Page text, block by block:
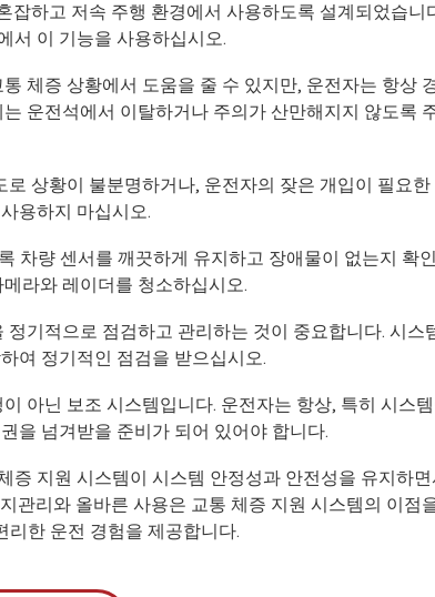
하고 저속 주행 환경에서 사용하도록 설계되었습니
서 이 기능을 사용하십시오.
체증 상황에서 도움을 줄 수 있지만, 운전자는 항상
운전석에서 이탈하거나 주의가 산만해지지 않도록
상황이 불분명하거나, 운전자의 잦은 개입이 필요한
용하지 마십시오.
차량 센서를 깨끗하게 유지하고 장애물이 없는지 확
라와 레이더를 청소하십시오.
기적으로 점검하고 관리하는 것이 중요합니다. 시스
여 정기적인 점검을 받으십시오.
아닌 보조 시스템입니다. 운전자는 항상, 특히 시스
을 넘겨받을 준비가 되어 있어야 합니다.
증 지원 시스템이 시스템 안정성과 안전성을 유지하면
관리와 올바른 사용은 교통 체증 지원 시스템의 이점
한 운전 경험을 제공합니다.